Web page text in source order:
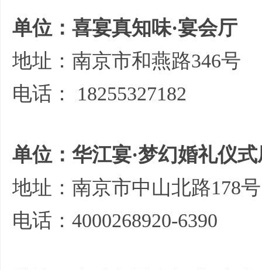
单位：喜宴真知味·宴会厅
地址：南京市和燕路346号
电话：
18255327182
单位：华江宴·梦幻婚礼仪式
地址：南京市中山北路178号
电话：4000268920-6390